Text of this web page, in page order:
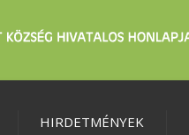
HIRDETMÉNYEK